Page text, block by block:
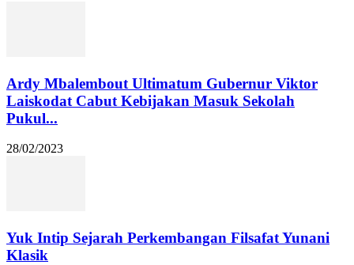
Ardy Mbalembout Ultimatum Gubernur Viktor
Laiskodat Cabut Kebijakan Masuk Sekolah
Pukul...
28/02/2023
Yuk Intip Sejarah Perkembangan Filsafat Yunani
Klasik